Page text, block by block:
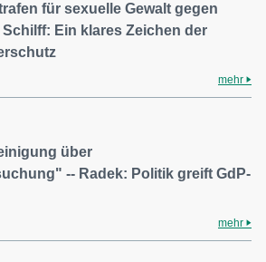
für sexuelle Gewalt gegen
Schilff: Ein klares Zeichen der
mehr
über
-- Radek: Politik greift GdP-
mehr